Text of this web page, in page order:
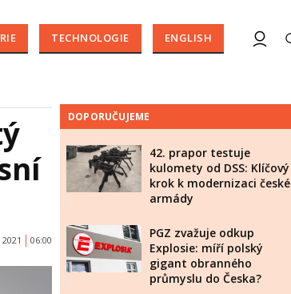
TECHNOLOGIE ENGLISH
06:00
DOPORUČUJEME
42. prapor testuje
kulomety od DSS: Klíčový
krok k modernizaci české
armády
PGZ zvažuje odkup
Explosie: míří polský
gigant obranného
průmyslu do Česka?